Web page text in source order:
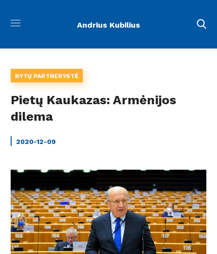
Andrius Kubilius
RYTŲ PARTNERYSTĖ
Pietų Kaukazas: Armėnijos
dilema
2020-12-09